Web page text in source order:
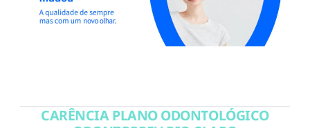
CARÊNCIA PLANO ODONTOLÓGICO